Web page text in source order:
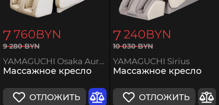
7 760BYN
9 280BYN
YAMAGUCHI Osaka Aurum
Массажное кресло
ОТЛОЖИТЬ
7 240BYN
10 030BYN
YAMAGUCHI Sirius
Массажное кресло
ОТЛОЖИТЬ